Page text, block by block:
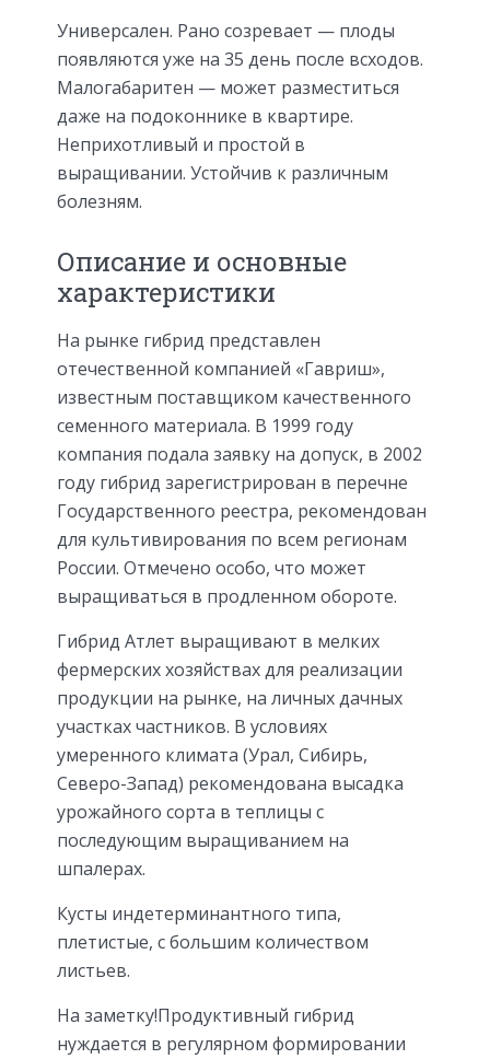
Универсален. Рано созревает — плоды
появляются уже на 35 день после всходов.
Малогабаритен — может разместиться
даже на подоконнике в квартире.
Неприхотливый и простой в
выращивании. Устойчив к различным
болезням.
Описание и основные
характеристики
На рынке гибрид представлен
отечественной компанией «Гавриш»,
известным поставщиком качественного
семенного материала. В 1999 году
компания подала заявку на допуск, в 2002
году гибрид зарегистрирован в перечне
Государственного реестра, рекомендован
для культивирования по всем регионам
России. Отмечено особо, что может
выращиваться в продленном обороте.
Гибрид Атлет выращивают в мелких
фермерских хозяйствах для реализации
продукции на рынке, на личных дачных
участках частников. В условиях
умеренного климата (Урал, Сибирь,
Северо-Запад) рекомендована высадка
урожайного сорта в теплицы с
последующим выращиванием на
шпалерах.
Кусты индетерминантного типа,
плетистые, с большим количеством
листьев.
На заметку!Продуктивный гибрид
нуждается в регулярном формировании